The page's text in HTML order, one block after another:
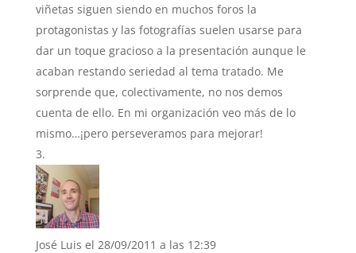
viñetas siguen siendo en muchos foros la
protagonistas y las fotografías suelen usarse para
dar un toque gracioso a la presentación aunque le
acaban restando seriedad al tema tratado. Me
sorprende que, colectivamente, no nos demos
cuenta de ello. En mi organización veo más de lo
mismo…¡pero perseveramos para mejorar!
José Luis el 28/09/2011 a las 12:39